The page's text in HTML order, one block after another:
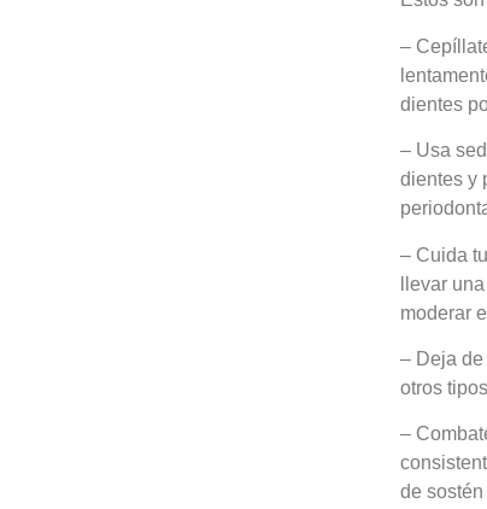
–
dientes
– Usa
dientes y
– Cuida
llevar
moderar
– Deja
otros
–
de